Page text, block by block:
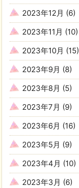
2023年12月 (6)
2023年11月 (10)
2023年10月 (15)
2023年9月 (8)
2023年8月 (5)
2023年7月 (9)
2023年6月 (16)
2023年5月 (9)
2023年4月 (10)
2023年3月 (6)